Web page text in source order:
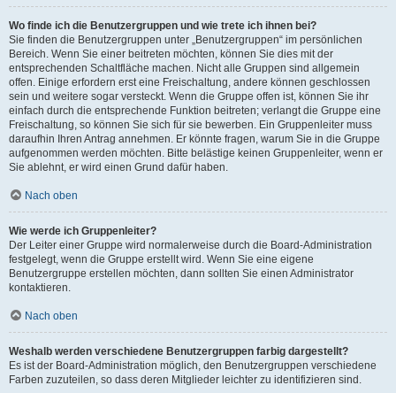
Wo finde ich die Benutzergruppen und wie trete ich ihnen bei?
Sie finden die Benutzergruppen unter „Benutzergruppen“ im persönlichen
Bereich. Wenn Sie einer beitreten möchten, können Sie dies mit der
entsprechenden Schaltfläche machen. Nicht alle Gruppen sind allgemein
offen. Einige erfordern erst eine Freischaltung, andere können geschlossen
sein und weitere sogar versteckt. Wenn die Gruppe offen ist, können Sie ihr
einfach durch die entsprechende Funktion beitreten; verlangt die Gruppe eine
Freischaltung, so können Sie sich für sie bewerben. Ein Gruppenleiter muss
daraufhin Ihren Antrag annehmen. Er könnte fragen, warum Sie in die Gruppe
aufgenommen werden möchten. Bitte belästige keinen Gruppenleiter, wenn er
Sie ablehnt, er wird einen Grund dafür haben.
Nach oben
Wie werde ich Gruppenleiter?
Der Leiter einer Gruppe wird normalerweise durch die Board-Administration
festgelegt, wenn die Gruppe erstellt wird. Wenn Sie eine eigene
Benutzergruppe erstellen möchten, dann sollten Sie einen Administrator
kontaktieren.
Nach oben
Weshalb werden verschiedene Benutzergruppen farbig dargestellt?
Es ist der Board-Administration möglich, den Benutzergruppen verschiedene
Farben zuzuteilen, so dass deren Mitglieder leichter zu identifizieren sind.